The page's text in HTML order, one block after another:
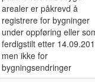
arealer er påkrevd å
registrere for bygninger
under oppføring eller
ferdigstilt etter
men ikke for
bygningsendringer